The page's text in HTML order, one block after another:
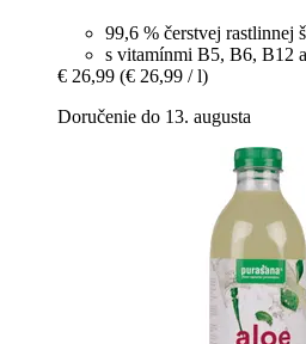
99,6 % čerstvej rastlinnej
s vitamínmi B5, B6, B12
€ 26,99 (€ 26,99 / l)
Doručenie do 13. augusta